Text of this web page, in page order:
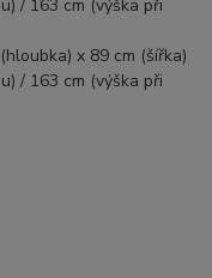
/ 163 cm (výška při
x 89 cm (šířka)
/ 163 cm (výška při